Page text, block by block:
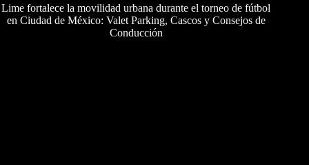
Lime fortalece la movilidad urbana durante el torneo de fútbol
en Ciudad de México: Valet Parking, Cascos y Consejos de
Conducción